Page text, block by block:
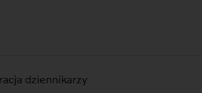
dziennikarzy